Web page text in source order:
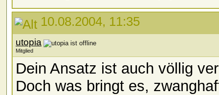
10.08.2004, 11:35
utopia
Mitglied
Dein Ansatz ist auch völlig
Doch was bringt es,